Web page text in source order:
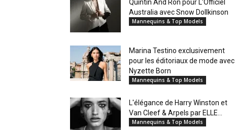
Quintin And Ron pour L'Officiel
Australia avec Snow Dollkinson
Mannequins & Top Models
Marina Testino exclusivement
pour les éditoriaux de mode avec
Nyzette Born
Mannequins & Top Models
L'élégance de Harry Winston et
Van Cleef & Arpels par ELLE...
Mannequins & Top Models